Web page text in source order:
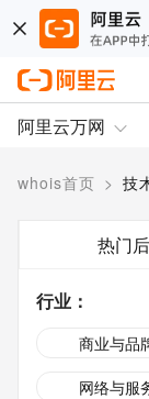
阿里云万网
whois首页 > 技
热门
行业 ：
商业与品
网络与服